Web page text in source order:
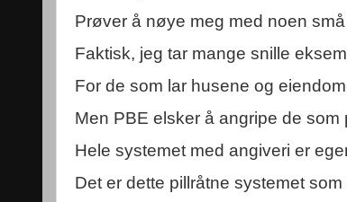
Prøver å nøye meg med noen
Faktisk, jeg tar mange snille
For de som lar husene og
Men PBE elsker å angripe de
Hele systemet med angiveri er
Det er dette pillråtne systemet